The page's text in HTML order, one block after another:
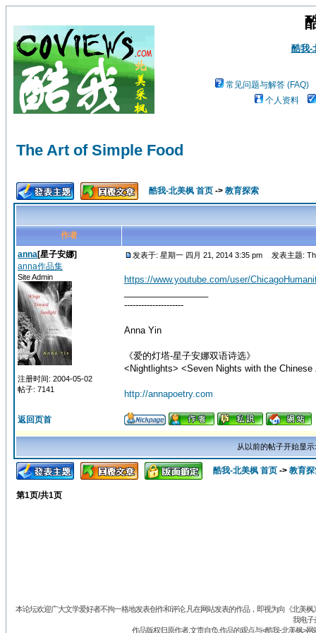
酷我-
常见问题与解答 (FAQ)
个人资料
The Art of Simple Food
酷我-北美枫 首页 -> 教育探索
作者
anna[星子安娜]
anna作品集
Site Admin
注册时间: 2004-05-02
帖子: 7141
发表于: 星期一 四月 21, 2014 3:35 pm 发表主题:
https://www.youtube.com/user/
---------------------
Anna Yin
《爱的灯塔-星子安娜双语诗选》
<Nightlights> <Seven Nights with the Chinese
http://annapoetry.com
返回页首
从以前的帖子开始显
酷我-北美枫 首页 -> 教育
第1页/共1页
本论坛欢迎广大文学爱好者不拘一格地发表创作和评论.凡在网站发表的作品，即视为向《北美
我电子
作品版权归原作者.文责自负.作品的观点与<酷我-北美枫>